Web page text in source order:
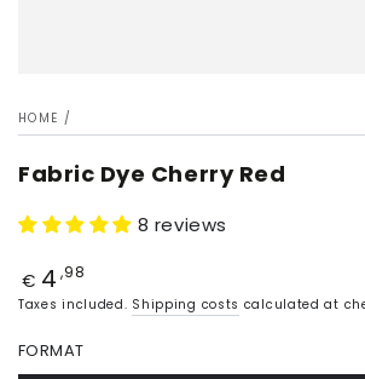
HOME /
Fabric Dye Cherry Red
8 reviews
Price
€ 4 ,98
Taxes included. Shipping costs calculated at
FORMAT